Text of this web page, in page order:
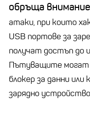
обръща
атаки, при които
USB портове за
получат достъп до
Пътуващите могат
блокер за данни
зарядно